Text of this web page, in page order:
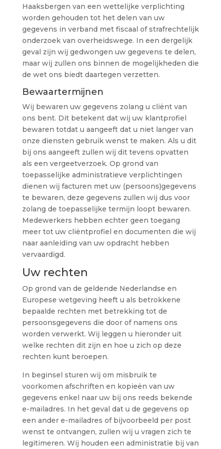
Haaksbergen van een wettelijke verplichting
worden gehouden tot het delen van uw
gegevens in verband met fiscaal of strafrechtelijk
onderzoek van overheidswege. In een dergelijk
geval zijn wij gedwongen uw gegevens te delen,
maar wij zullen ons binnen de mogelijkheden die
de wet ons biedt daartegen verzetten.
Bewaartermijnen
Wij bewaren uw gegevens zolang u cliënt van
ons bent. Dit betekent dat wij uw klantprofiel
bewaren totdat u aangeeft dat u niet langer van
onze diensten gebruik wenst te maken. Als u dit
bij ons aangeeft zullen wij dit tevens opvatten
als een vergeetverzoek. Op grond van
toepasselijke administratieve verplichtingen
dienen wij facturen met uw (persoons)gegevens
te bewaren, deze gegevens zullen wij dus voor
zolang de toepasselijke termijn loopt bewaren.
Medewerkers hebben echter geen toegang
meer tot uw cliëntprofiel en documenten die wij
naar aanleiding van uw opdracht hebben
vervaardigd.
Uw rechten
Op grond van de geldende Nederlandse en
Europese wetgeving heeft u als betrokkene
bepaalde rechten met betrekking tot de
persoonsgegevens die door of namens ons
worden verwerkt. Wij leggen u hieronder uit
welke rechten dit zijn en hoe u zich op deze
rechten kunt beroepen.
In beginsel sturen wij om misbruik te
voorkomen afschriften en kopieën van uw
gegevens enkel naar uw bij ons reeds bekende
e-mailadres. In het geval dat u de gegevens op
een ander e-mailadres of bijvoorbeeld per post
wenst te ontvangen, zullen wij u vragen zich te
legitimeren. Wij houden een administratie bij van